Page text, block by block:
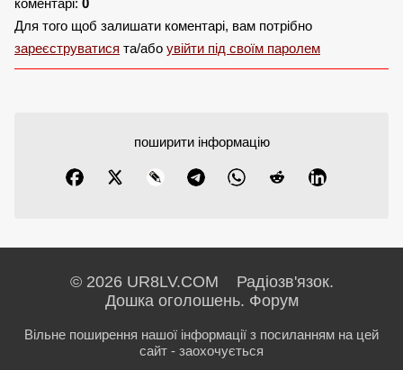
Для того щоб залишати коментарі, вам потрібно
зареєструватися та/або увійти під своїм паролем
поширити інформацію
© 2026 UR8LV.COM Радіозв'язок.
Дошка оголошень. Форум
Вільне поширення нашої інформації з посиланням на цей
сайт - заохочується